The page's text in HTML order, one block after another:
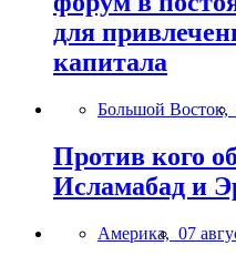
для
капитала
Большой Восток,
Против кого
Исламабад и
Америка, 07